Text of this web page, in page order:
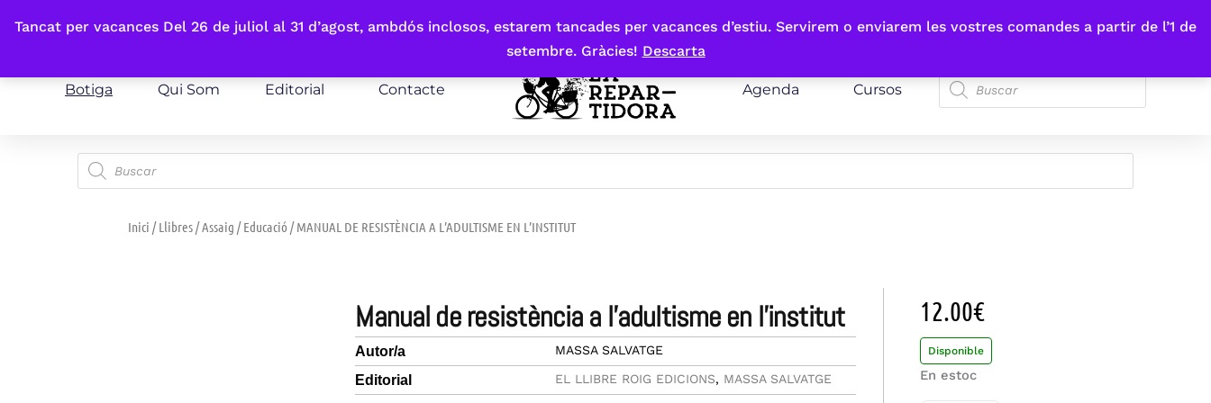
Tancat per vacances Del 26 de juliol al 31 d’agost, ambdós inclosos, estarem tancades per vacances d’estiu. Servirem o enviarem les vostres comandes a partir de l’1 de
setembre. Gràcies! Descarta
Fes-te'n sòcia
Botiga Qui Som Editorial Contacte Agenda Cursos
Inici /Llibres/Assaig /Educació / MANUAL DE RESISTÈNCIA A L’ADULTISME EN L’INSTITUT
manual de resistència a l’adultisme en l’institut
Autor/a MASSA SALVATGE
Editorial EL LLIBRE ROIG EDICIONS, MASSA SALVATGE
12.00€
Disponible
En estoc